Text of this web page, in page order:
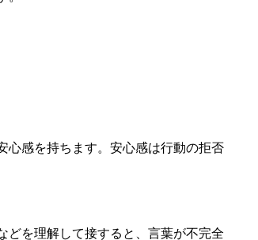
心感を持ちます。安心感は行動の拒否
どを理解して接すると、言葉が不完全